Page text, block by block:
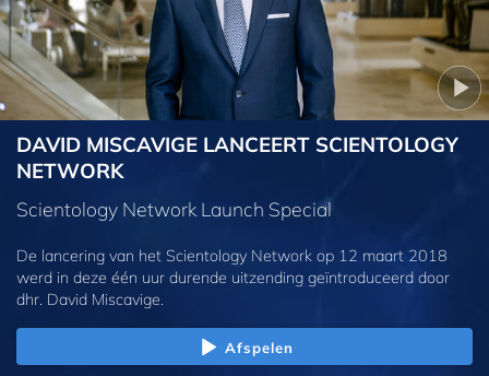
DAVID MISCAVIGE LANCEERT SCIENTOLOGY
NETWORK
Scientology Network Launch Special
De lancering van het Scientology Network op 12 maart 2018
werd in deze één uur durende uitzending geïntroduceerd door
dhr. David Miscavige.
Afspelen